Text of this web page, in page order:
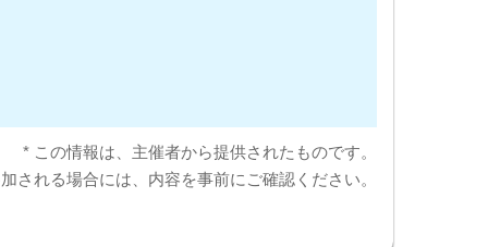
* この情報は、主催者から提供されたものです。
される場合には、内容を事前にご確認ください。